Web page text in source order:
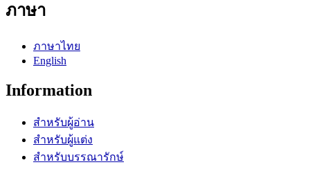
ภาษา
ภาษาไทย
English
Information
สำหรับผู้อ่าน
สำหรับผู้แต่ง
สำหรับบรรณารักษ์